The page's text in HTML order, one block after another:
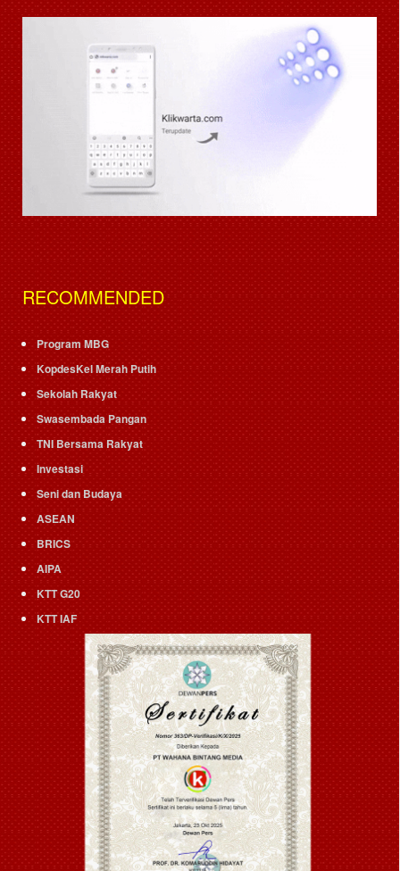
RECOMMENDED
Program MBG
KopdesKel Merah Putih
Sekolah Rakyat
Swasembada Pangan
TNI Bersama Rakyat
Investasi
Seni dan Budaya
ASEAN
BRICS
AIPA
KTT G20
KTT IAF